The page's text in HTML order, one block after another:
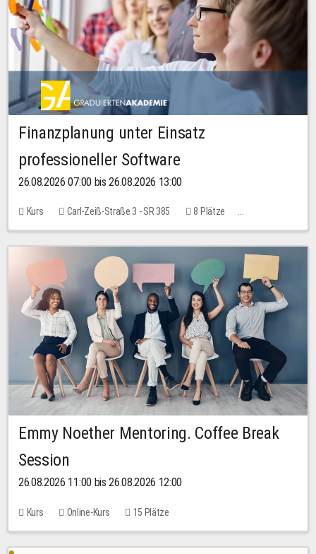
Finanzplanung unter Einsatz
professioneller Software
26.08.2026 07:00 bis 26.08.2026 13:00
Kurs Carl-Zeiß-Straße 3 - SR 385
8 Plätze
20,00 EUR
Emmy Noether Mentoring. Coffee Break
Session
26.08.2026 11:00 bis 26.08.2026 12:00
Kurs Online-Kurs 15 Plätze